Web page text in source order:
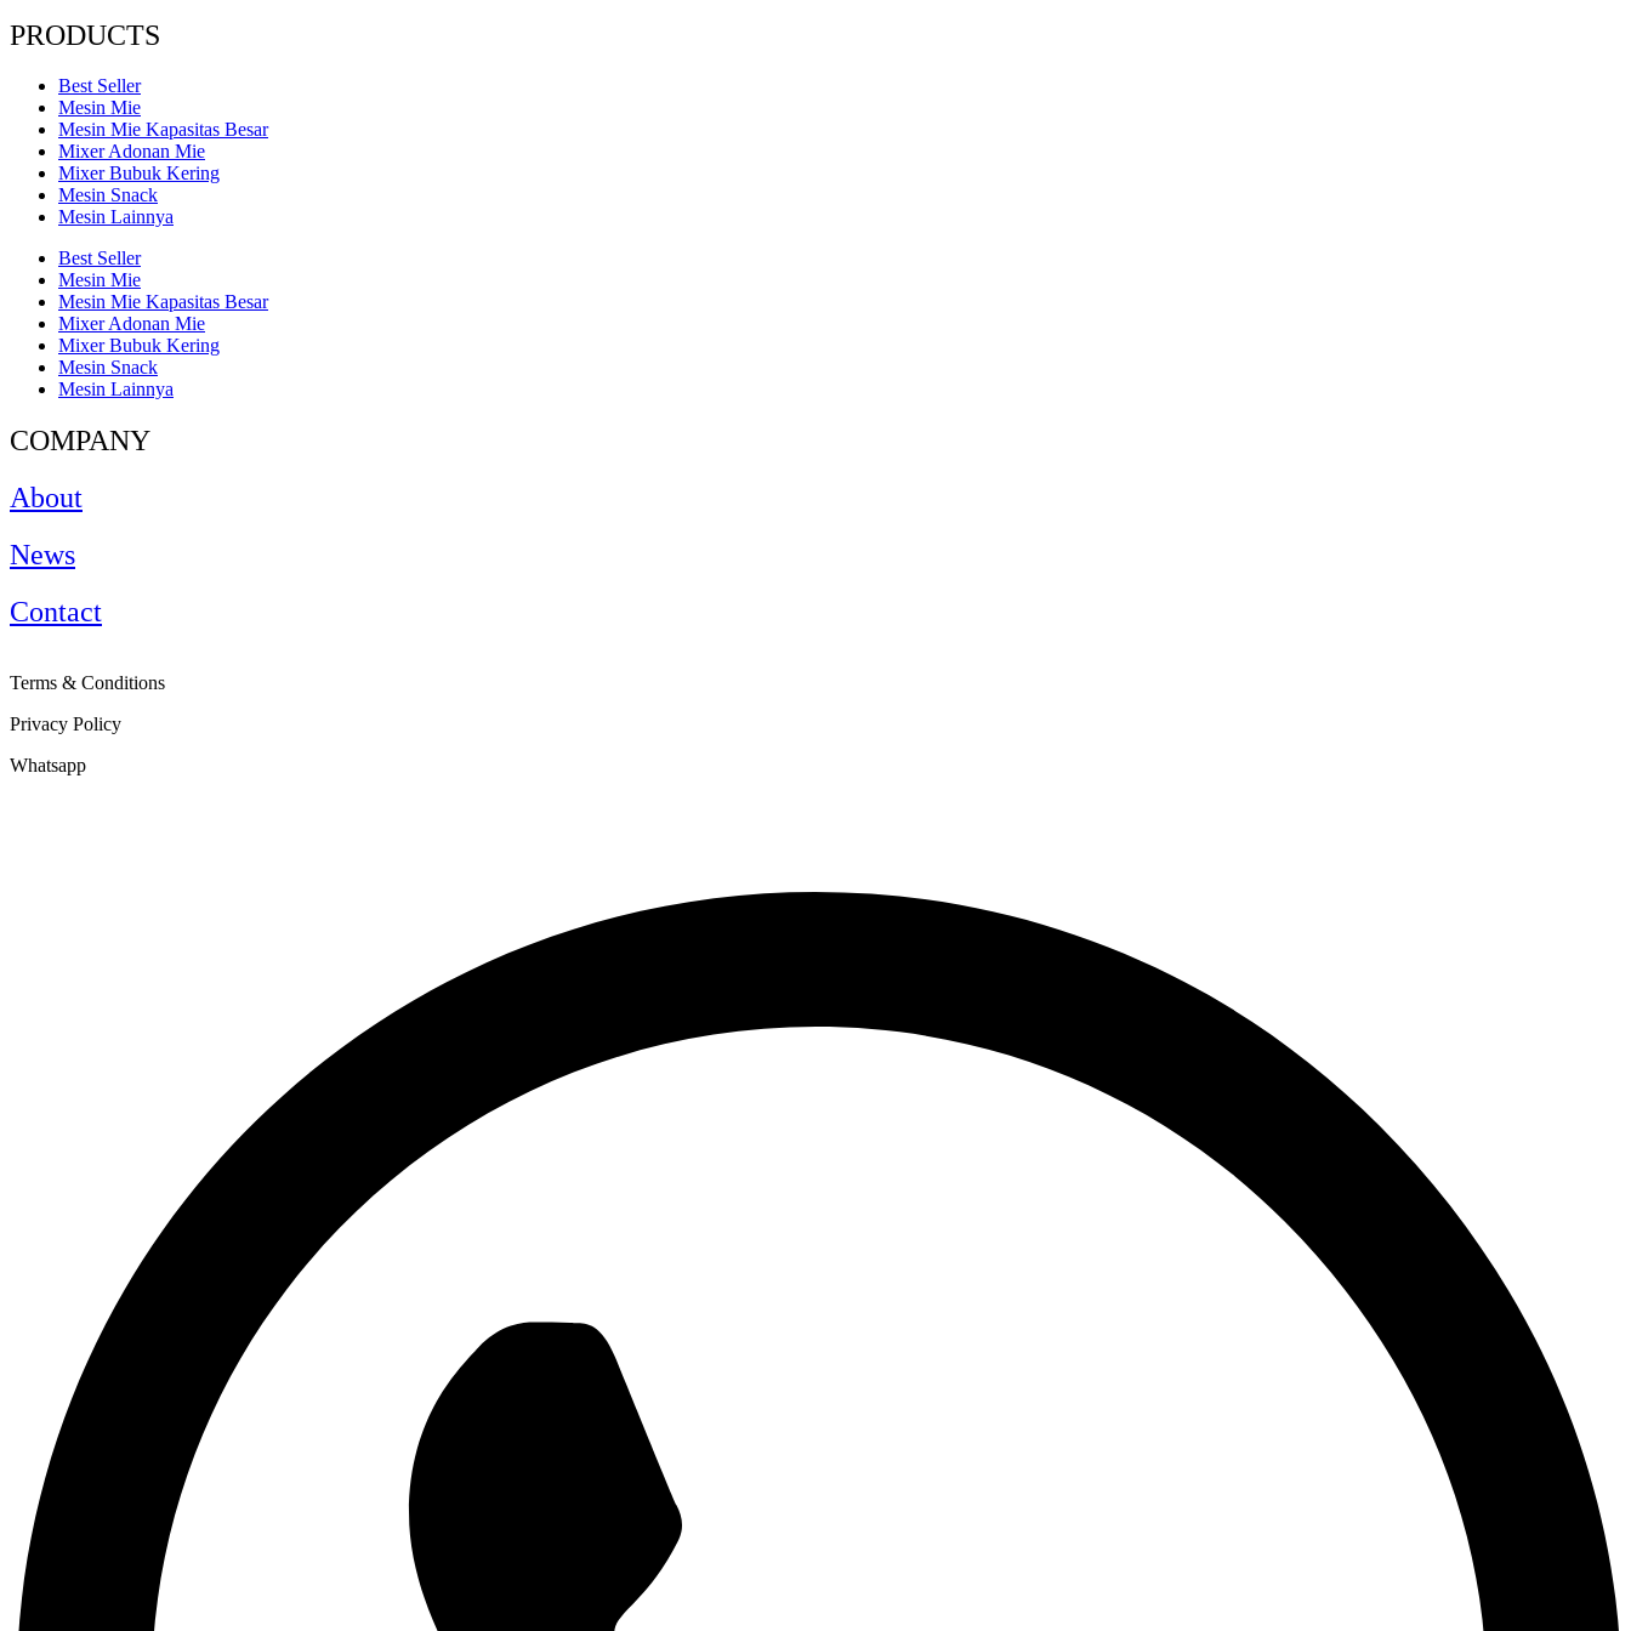
PRODUCTS
Best Seller
Mesin Mie
Mesin Mie Kapasitas Besar
Mixer Adonan Mie
Mixer Bubuk Kering
Mesin Snack
Mesin Lainnya
Best Seller
Mesin Mie
Mesin Mie Kapasitas Besar
Mixer Adonan Mie
Mixer Bubuk Kering
Mesin Snack
Mesin Lainnya
COMPANY
About
News
Contact
Terms & Conditions
Privacy Policy
Whatsapp